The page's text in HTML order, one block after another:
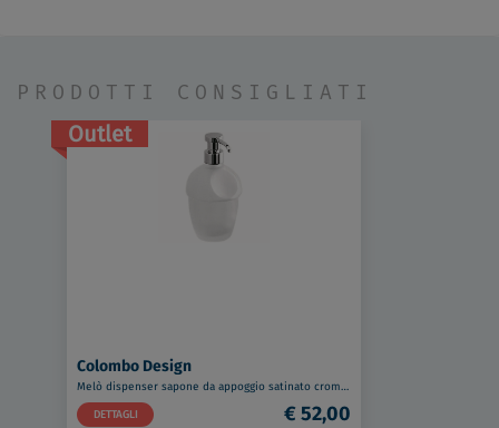
PRODOTTI CONSIGLIATI
Outlet
Colombo Design
Melò dispenser sapone da appoggio satinato cromato codice prod: B93050CR-VAN
DETTAGLI
€ 52,00